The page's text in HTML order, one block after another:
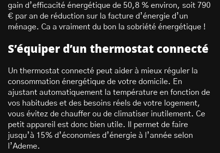
gain d’efficacité énergétique de 50,8 % environ, soit 790
€ par an de réduction sur la facture d’énergie d’un
ménage. Ca a vraiment du bon la sobriété énergétique !
S’équiper d’un thermostat connecté
Un thermostat connecté peut aider à mieux réguler la
consommation énergétique de votre domicile. En
ajustant automatiquement la température en fonction de
vos habitudes et des besoins réels de votre logement,
vous évitez de chauffer ou de climatiser inutilement. Ce
petit appareil est donc bien utile. Il permet de faire
jusqu’à 15% d’économies d’énergie à l’année selon
l’Ademe.